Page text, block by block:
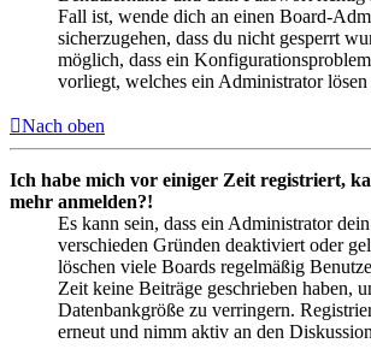
Fall ist, wende dich an einen Board-
sicherzugehen, dass du nicht gesperrt
möglich, dass ein
vorliegt, welches ein Administrator lösen
Nach oben
Ich habe mich vor einiger Zeit registriert,
mehr anmelden?!
Es kann sein, dass ein Administrator
verschieden Gründen deaktiviert oder
löschen viele Boards regelmäßig
Zeit keine Beiträge geschrieben haben,
Datenbankgröße zu verringern.
erneut und nimm aktiv an den